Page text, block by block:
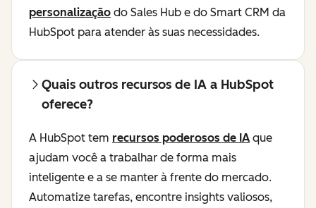
personalização do Sales Hub e do Smart CRM da
HubSpot para atender às suas necessidades.
Quais outros recursos de IA a HubSpot
oferece?
A HubSpot tem recursos poderosos de IA que
ajudam você a trabalhar de forma mais
inteligente e a se manter à frente do mercado.
Automatize tarefas, encontre insights valiosos,